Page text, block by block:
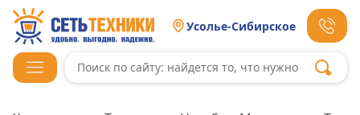
Усолье-Сибирское